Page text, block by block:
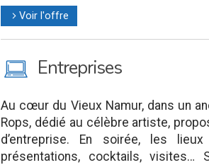
l Voir l'offre
M Entreprises
Au cœur du Vieux Namur, dans un
Rops, dédié au célèbre artiste,
d’entreprise. En soirée, les
présentations, cocktails, visites…